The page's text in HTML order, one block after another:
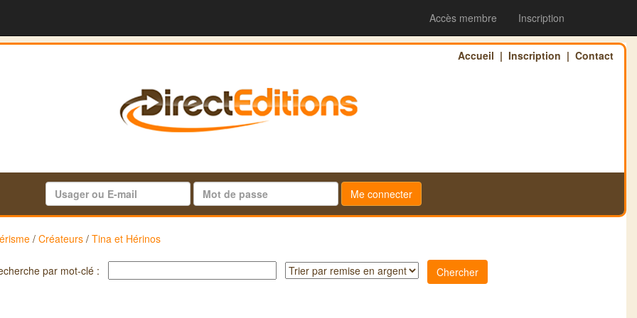
Accès membre Inscription
Accueil | Inscription | Contact
Me connecter
/ Créateurs / Tina et Hérinos
par mot-clé :